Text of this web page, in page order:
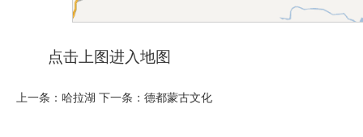
点击上图进入地图
上一条： 哈拉湖 下一条： 德都蒙古文化